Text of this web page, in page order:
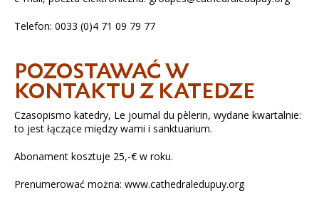
Telefon: 0033 (0)4 71 09 79 77
POZOSTAWAĆ W
KONTAKTU Z KATEDZE
Czasopismo katedry, Le journal du pèlerin, wydane kwartalnie:
to jest łączące między wami i sanktuarium.
Abonament kosztuje 25,-€ w roku.
Prenumerować można: www.cathedraledupuy.org